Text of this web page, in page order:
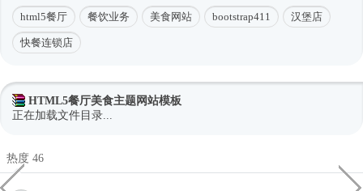
html5餐厅 餐饮业务 美食网站 bootstrap411 汉堡店
快餐连锁店
HTML5餐厅美食主题网站模板
正在加载文件目录...
热度 46